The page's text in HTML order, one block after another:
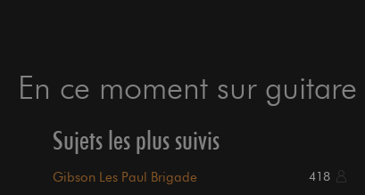
En ce moment sur
Sujets les plus suivis
Gibson Les Paul Brigade 418